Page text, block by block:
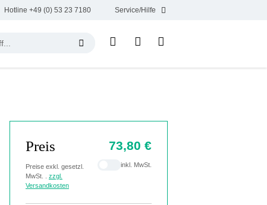
Hotline +49 (0) 53 23 7180 Service/Hilfe
Preis
Preise exkl. gesetzl.
MwSt. .
zzgl.
Versandkosten
73,80 €
inkl. MwSt.